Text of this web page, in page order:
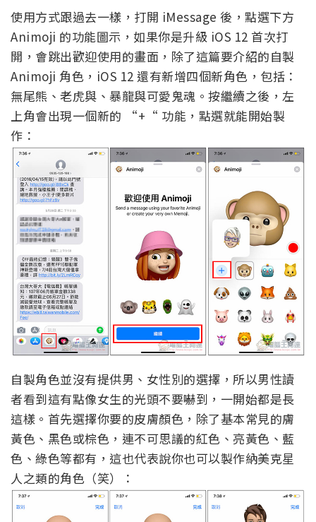
使用方式跟過去一樣，打開 iMessage 後，點選下方
Animoji 的功能圖示，如果你是升級 iOS 12 首次打
開，會跳出歡迎使用的畫面，除了這篇要介紹的自製
Animoji 角色，iOS 12 還有新增四個新角色，包括：
無尾熊、老虎與、暴龍與可愛鬼魂。按繼續之後，左
上角會出現一個新的 “+“ 功能，點選就能開始製
作：
自製角色並沒有提供男、女性別的選擇，所以男性讀
者看到這有點像女生的光頭不要嚇到，一開始都是長
這樣。首先選擇你要的皮膚顏色，除了基本常見的膚
黃色、黑色或棕色，連不可思議的紅色、亮黃色、藍
色、綠色等都有，這也代表說你也可以製作納美克星
人之類的角色（笑）：